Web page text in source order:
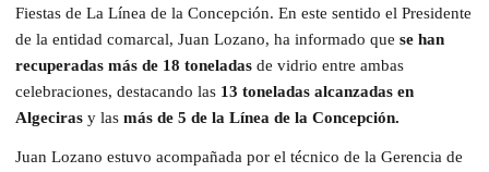
Fiestas de La Línea de la Concepción. En este sentido el Presidente
de la entidad comarcal, Juan Lozano, ha informado que se han
recuperadas más de 18 toneladas de vidrio entre ambas
celebraciones, destacando las 13 toneladas alcanzadas en
Algeciras y las más de 5 de la Línea de la Concepción.
Juan Lozano estuvo acompañada por el técnico de la Gerencia de